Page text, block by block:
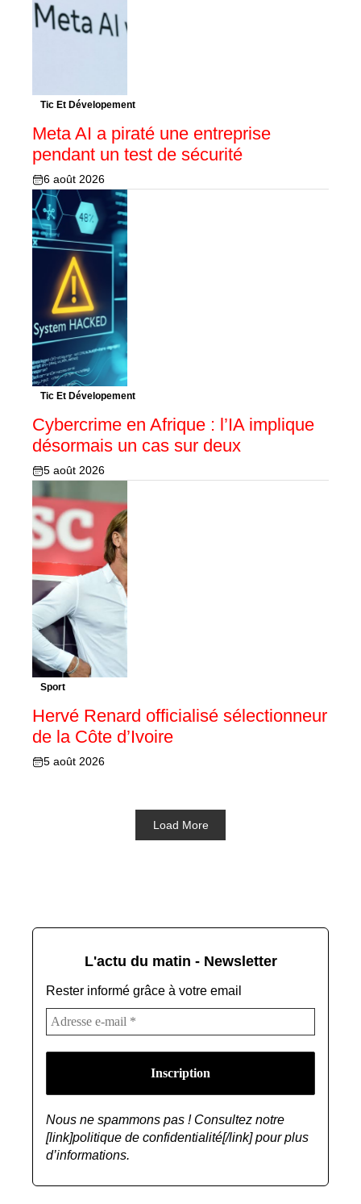
Tic Et Dévelopement
Meta AI a piraté une entreprise
pendant un test de sécurité
6 août 2026
Tic Et Dévelopement
Cybercrime en Afrique : l’IA implique
désormais un cas sur deux
5 août 2026
Sport
Hervé Renard officialisé sélectionneur
de la Côte d’Ivoire
5 août 2026
Load More
L'actu du matin - Newsletter
Rester informé grâce à votre email
Nous ne spammons pas ! Consultez notre
[link]politique de confidentialité[/link] pour plus
d’informations.